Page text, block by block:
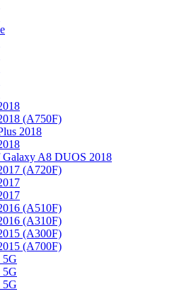
(A750F)
2018
A8 DUOS 2018
(A720F)
(A510F)
(A310F)
(A300F)
(A700F)
5G
5G
5G